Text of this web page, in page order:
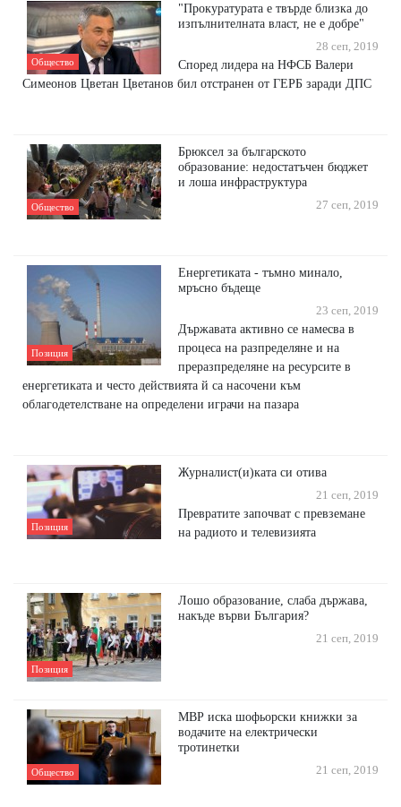
Общество
"Прокуратурата е твърде близка до
изпълнителната власт, не е добре"
28 сеп, 2019
Според лидера на НФСБ Валери
Симеонов Цветан Цветанов бил отстранен от ГЕРБ заради ДПС
Общество
Брюксел за българското
образование: недостатъчен бюджет
и лоша инфраструктура
27 сеп, 2019
Позиция
Енергетиката - тъмно минало,
мръсно бъдеще
23 сеп, 2019
Държавата активно се намесва в
процеса на разпределяне и на
преразпределяне на ресурсите в
енергетиката и често действията й са насочени към
облагодетелстване на определени играчи на пазара
Позиция
Журналист(и)ката си отива
21 сеп, 2019
Превратите започват с превземане
на радиото и телевизията
Позиция
Лошо образование, слаба държава,
накъде върви България?
21 сеп, 2019
Общество
МВР иска шофьорски книжки за
водачите на електрически
тротинетки
21 сеп, 2019